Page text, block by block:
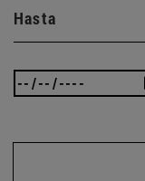
Hasta